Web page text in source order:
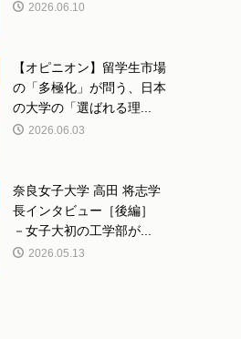
2026.06.10
【オピニオン】留学生市場
の「多極化」が問う、日本
の大学の「選ばれる理...
2026.06.03
奈良女子大学 高田 将志学
長インタビュー［後編］
－女子大初の工学部が...
2026.05.13